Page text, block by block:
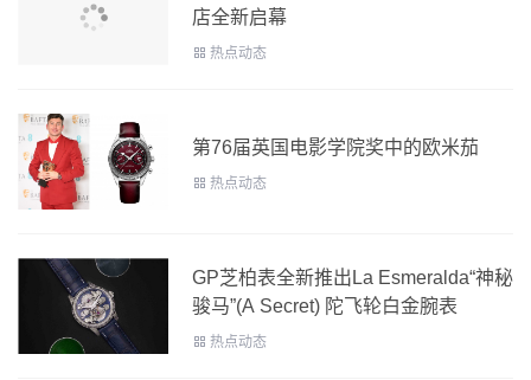
店全新启幕
热点动态
第76届英国电影学院奖中的欧米茄
热点动态
GP芝柏表全新推出La Esmeralda“神秘
骏马”(A Secret) 陀飞轮白金腕表
热点动态